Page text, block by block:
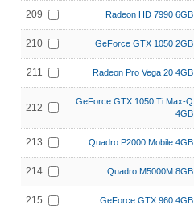
209 Radeon HD 7990 6GB
210 GeForce GTX 1050 2GB
211 Radeon Pro Vega 20 4GB
212
GeForce GTX 1050 Ti Max-Q
4GB
213 Quadro P2000 Mobile 4GB
214 Quadro M5000M 8GB
215 GeForce GTX 960 4GB